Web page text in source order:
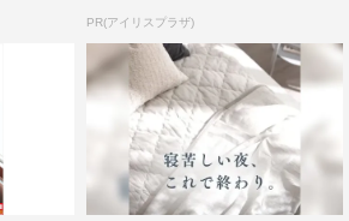
PR(アイリスプラザ)